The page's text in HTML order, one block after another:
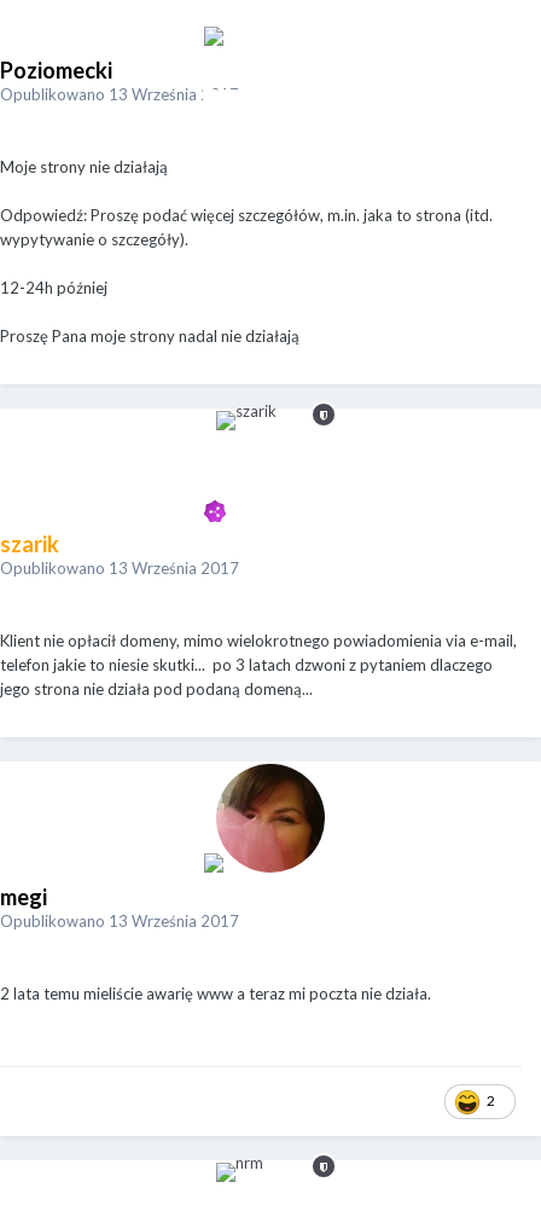
Poziomecki
Opublikowano 13 Września 2017
Moje strony nie działają
Odpowiedź: Proszę podać więcej szczegółów, m.in. jaka to strona (itd.
wypytywanie o szczegóły).
12-24h później
Proszę Pana moje strony nadal nie działają
szarik
Opublikowano 13 Września 2017
Klient nie opłacił domeny, mimo wielokrotnego powiadomienia via e-mail,
telefon jakie to niesie skutki... po 3 latach dzwoni z pytaniem dlaczego
jego strona nie działa pod podaną domeną...
megi
Opublikowano 13 Września 2017
2 lata temu mieliście awarię www a teraz mi poczta nie działa.
2